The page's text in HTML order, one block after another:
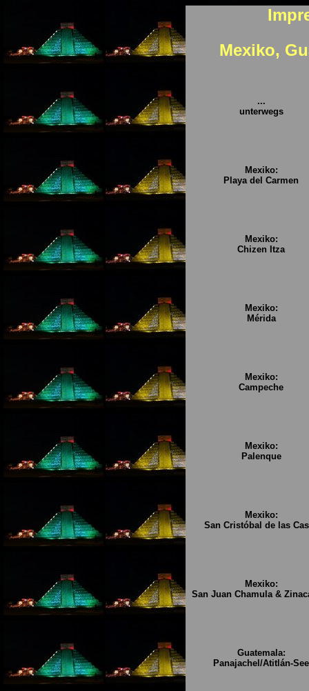
Mexiko,
...
unterwegs
Mexiko:
Playa del Carmen
Mexiko:
Chizen Itza
Mexiko:
Mérida
Mexiko:
Campeche
Mexiko:
Palenque
Mexiko:
San Cristóbal de las
Mexiko:
San Juan Chamula &
Guatemala:
Panajachel/Atitlán-See